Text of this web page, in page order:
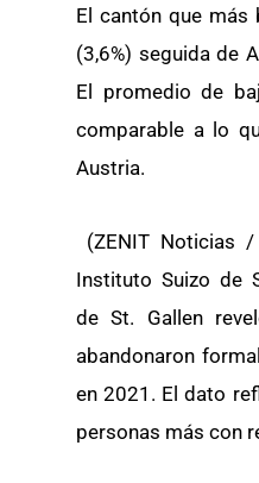
El cantón que más
(3,6%) seguida de
El promedio de
comparable a lo
Austria.
(ZENIT Noticias
Instituto Suizo de
de St. Gallen
abandonaron
en 2021. El dato
personas más con